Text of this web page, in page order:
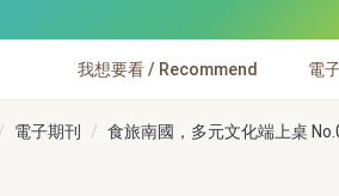
我想要看 / Recommend 電
電子期刊 食旅南國，多元文化端上桌